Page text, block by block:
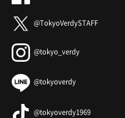
@TokyoVerdySTAFF
@tokyo_verdy
@tokyoverdy
@tokyoverdy1969